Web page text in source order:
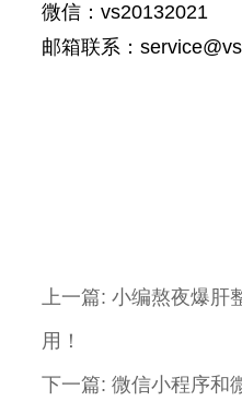
微信：vs20132021
邮箱联系：
上一篇: 小编熬夜爆肝
用！
下一篇: 微信小程序和